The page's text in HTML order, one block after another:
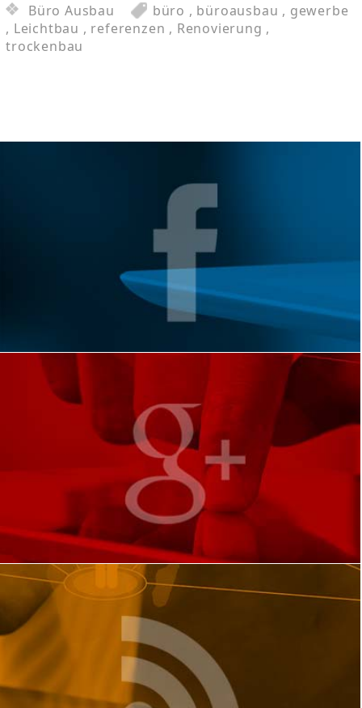
Büro Ausbau
büro , büroausbau , gewerbe
, Leichtbau , referenzen , Renovierung ,
trockenbau